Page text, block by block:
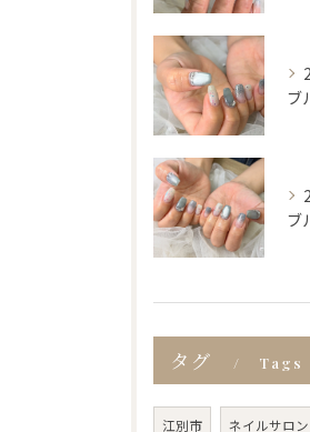
ブ
ブ
タグ Tags
江別市 ネイルサロン